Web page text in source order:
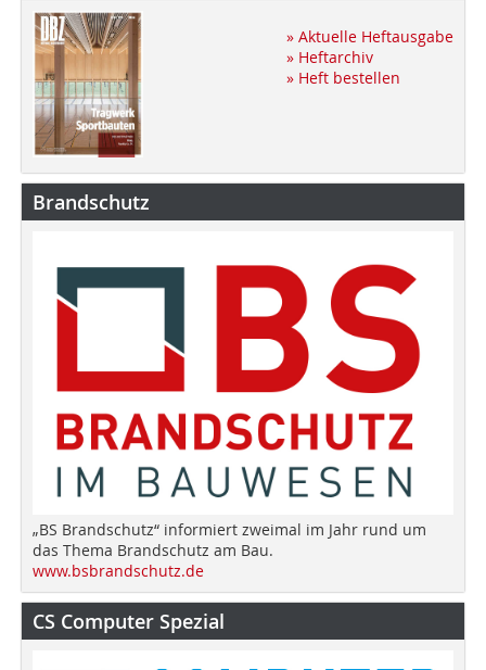
» Aktuelle Heftausgabe
» Heftarchiv
» Heft bestellen
Brandschutz
„BS Brandschutz“ informiert zweimal im Jahr rund um
das Thema Brandschutz am Bau.
www.bsbrandschutz.de
CS Computer Spezial